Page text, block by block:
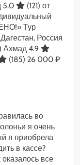
5.0 (121) от
Тур
Россия
Ахмад 4.9
(185) 26 000 ₽
во
я очень
я приобрела
в кассе?
все